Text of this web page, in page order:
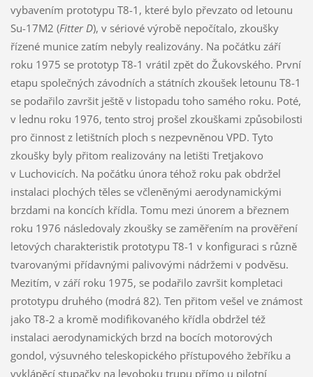
vybavením prototypu T8-1, které bylo převzato od letounu
Su-17M2 (Fitter D), v sériové výrobě nepočítalo, zkoušky
řízené munice zatím nebyly realizovány. Na počátku září
roku 1975 se prototyp T8-1 vrátil zpět do Žukovského. První
etapu společných závodních a státních zkoušek letounu T8-1
se podařilo završit ještě v listopadu toho samého roku. Poté,
v lednu roku 1976, tento stroj prošel zkouškami způsobilosti
pro činnost z letištních ploch s nezpevněnou VPD. Tyto
zkoušky byly přitom realizovány na letišti Tretjakovo
v Luchovicích. Na počátku února téhož roku pak obdržel
instalaci plochých těles se včleněnými aerodynamickými
brzdami na koncích křídla. Tomu mezi únorem a březnem
roku 1976 následovaly zkoušky se zaměřením na prověření
letových charakteristik prototypu T8-1 v konfiguraci s různě
tvarovanými přídavnými palivovými nádržemi v podvěsu.
Mezitím, v září roku 1975, se podařilo završit kompletaci
prototypu druhého (modrá 82). Ten přitom vešel ve známost
jako T8-2 a kromě modifikovaného křídla obdržel též
instalaci aerodynamických brzd na bocích motorových
gondol, výsuvného teleskopického přístupového žebříku a
vyklápěcí stupačky na levoboku trupu přímo u pilotní